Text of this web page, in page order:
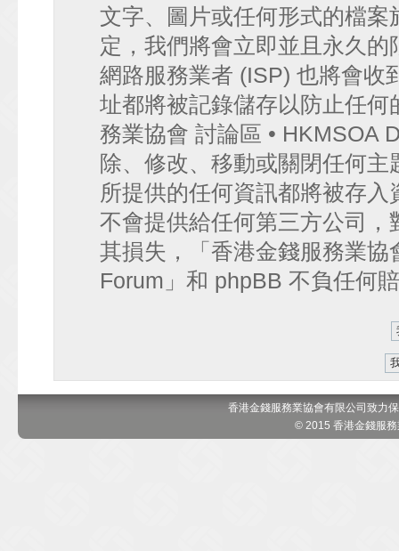
文字、圖片或任何形式的檔
定，我們將會立即並且永久
網路服務業者 (ISP) 也將會收
址都將被記錄儲存以防止任
務業協會 討論區 • HKMSOA
除、修改、移動或關閉任何
所提供的任何資訊都將被存
不會提供給任何第三方公司
其損失，「香港金錢服務業
Forum」和 phpBB 不負任何
香港金錢服務業協會有限公司致力
© 2015 香港金錢服